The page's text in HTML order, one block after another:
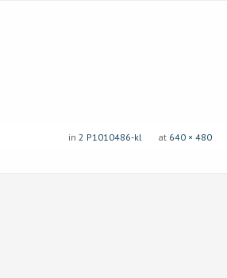
at 640 × 480
in 2 P1010486-kl